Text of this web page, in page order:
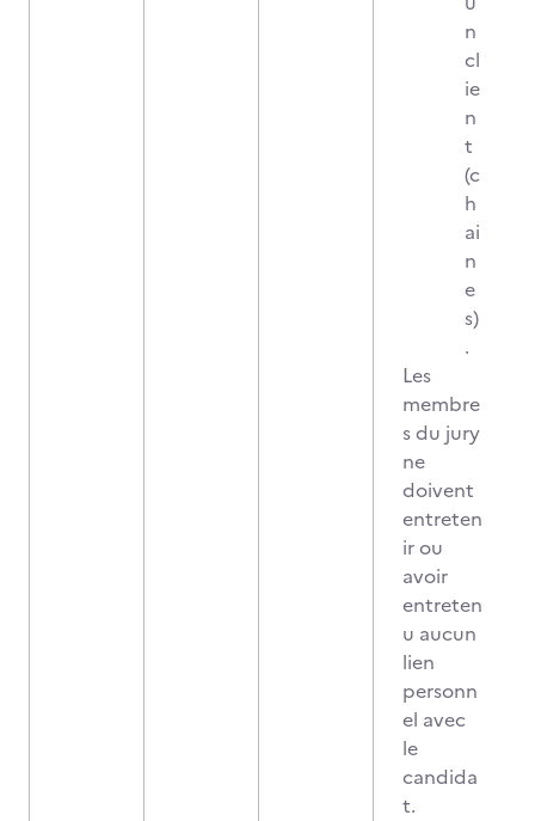
n
cl
ie
n
t
(c
h
ai
n
e
s)
.
Les
membre
s du jury
ne
doivent
entreten
ir ou
avoir
entreten
u aucun
lien
personn
el avec
le
candida
t.